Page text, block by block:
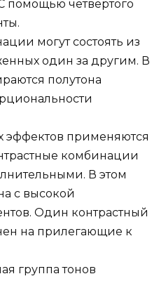
помощью четвертого
могут состоять из
один за другим. В
полутона
эффектов применяются
комбинации
В этом
с высокой
Один контрастный
на прилегающие к
группа тонов